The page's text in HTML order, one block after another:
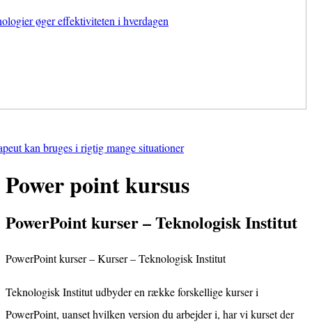
øger effektiviteten i hverdagen
kan bruges i rigtig mange situationer
Power point kursus
PowerPoint kurser – Teknologisk Institut
PowerPoint kurser – Kurser – Teknologisk Institut
Teknologisk Institut udbyder en række forskellige kurser i
PowerPoint, uanset hvilken version du arbejder i, har vi kurset der